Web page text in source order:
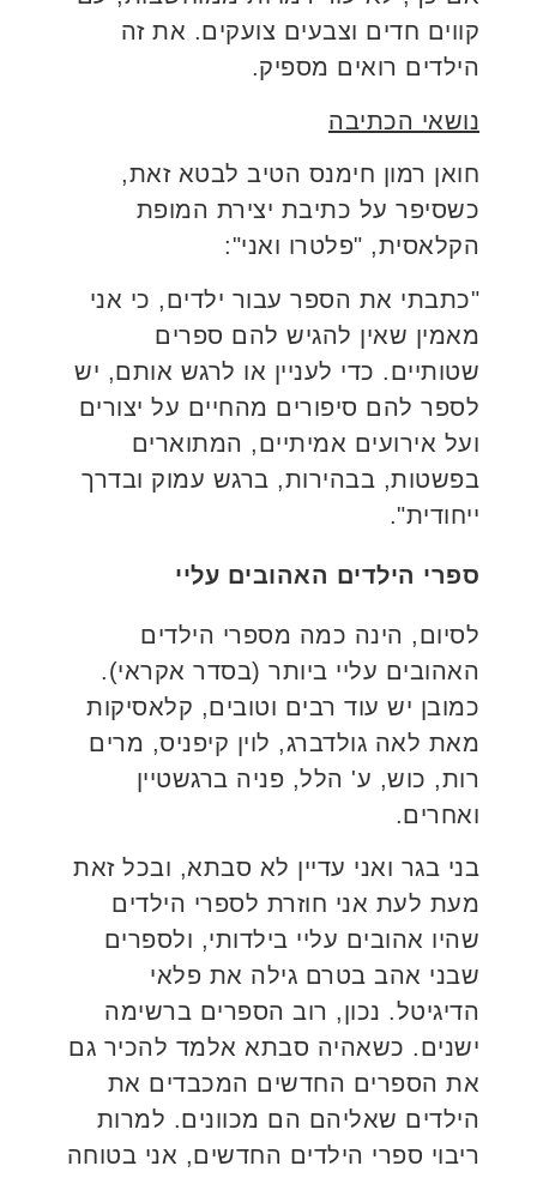
קווים חדים וצבעים צועקים. את זה
הילדים רואים מספיק.
נושאי הכתיבה
חואן רמון חימנס הטיב לבטא זאת,
כשסיפר על כתיבת יצירת המופת
הקלאסית, "פלטרו ואני":
"כתבתי את הספר עבור ילדים, כי אני
מאמין שאין להגיש להם ספרים
שטותיים. כדי לעניין או לרגש אותם, יש
לספר להם סיפורים מהחיים על יצורים
ועל אירועים אמיתיים, המתוארים
בפשטות, בבהירות, ברגש עמוק ובדרך
ייחודית".
ספרי הילדים האהובים עליי
לסיום, הינה כמה מספרי הילדים
האהובים עליי ביותר (בסדר אקראי).
כמובן יש עוד רבים וטובים, קלאסיקות
מאת לאה גולדברג, לוין קיפניס, מרים
רות, כוש, ע' הלל, פניה ברגשטיין
ואחרים.
בני בגר ואני עדיין לא סבתא, ובכל זאת
מעת לעת אני חוזרת לספרי הילדים
שהיו אהובים עליי בילדותי, ולספרים
שבני אהב בטרם גילה את פלאי
הדיגיטל. נכון, רוב הספרים ברשימה
ישנים. כשאהיה סבתא אלמד להכיר גם
את הספרים החדשים המכבדים את
הילדים שאליהם הם מכוונים. למרות
ריבוי ספרי הילדים החדשים, אני בטוחה